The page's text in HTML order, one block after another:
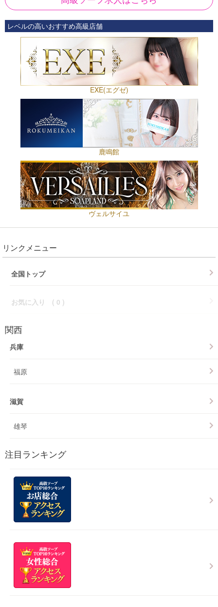
レベルの高いおすすめ高級店舗
EXE(エグゼ)
鹿鳴館
ヴェルサイユ
リンクメニュー
全国トップ
お気に入り ( 0 )
関西
兵庫
福原
滋賀
雄琴
注目ランキング